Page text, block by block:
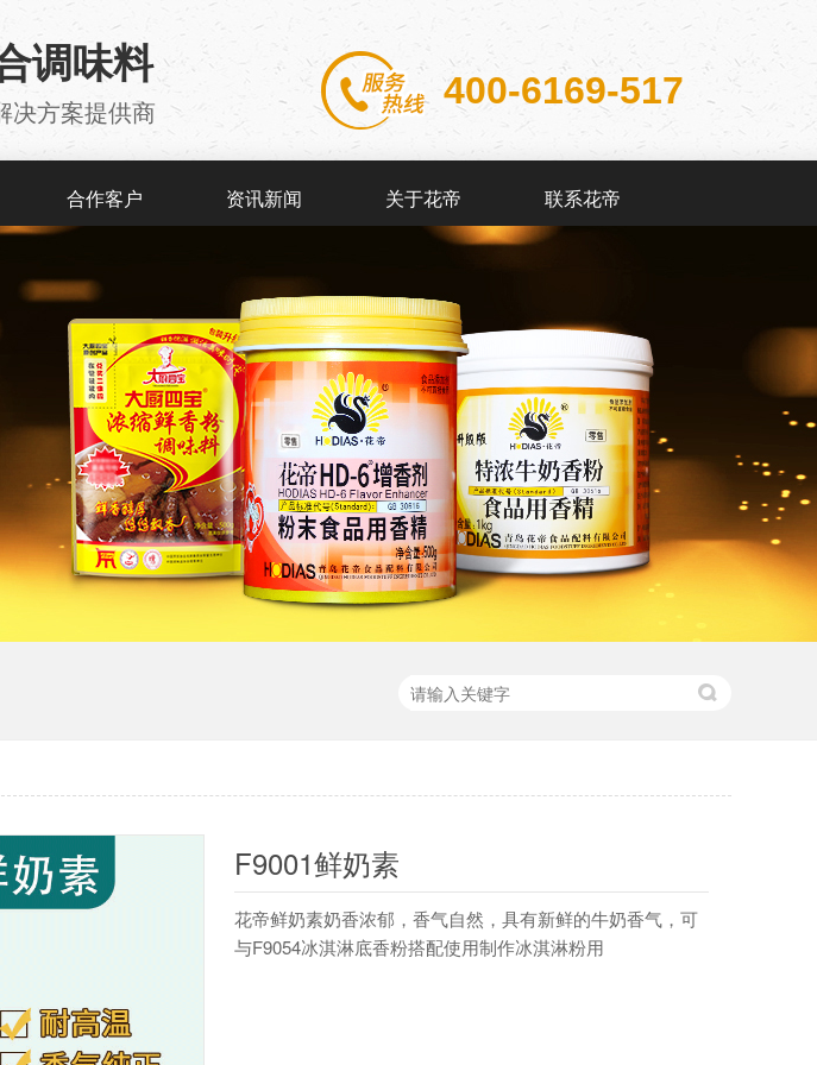
调味料
决方案提供商
400-6169-517
合作客户 资讯新闻 关于花帝 联系花帝
F9001鲜奶素
花帝鲜奶素奶香浓郁，香气自然，具有新鲜的牛奶香气，可
与F9054冰淇淋底香粉搭配使用制作冰淇淋粉用